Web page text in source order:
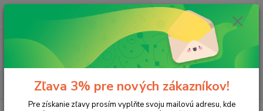
Hľadať
ks
za 0,00 EUR
Zľava 3% pre nových zákazníkov!
Pre získanie zľavy prosím vyplňte svoju mailovú adresu, kde